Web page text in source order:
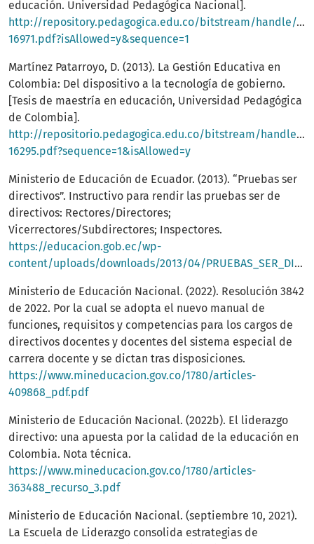
educación. Universidad Pedagógica Nacional].
http://repository.pedagogica.edu.co/bitstream/handle/
16971.pdf?isAllowed=y&sequence=1
Martínez Patarroyo, D. (2013). La Gestión Educativa en
Colombia: Del dispositivo a la tecnología de gobierno.
[Tesis de maestría en educación, Universidad Pedagógica
de Colombia].
http://repositorio.pedagogica.edu.co/bitstream/handle/
16295.pdf?sequence=1&isAllowed=y
Ministerio de Educación de Ecuador. (2013). “Pruebas ser
directivos”. Instructivo para rendir las pruebas ser de
directivos: Rectores/Directores;
Vicerrectores/Subdirectores; Inspectores.
https://educacion.gob.ec/wp-
content/uploads/downloads/2013/04/PRUEBAS_SER_DIRECTIVOS_2013.pdf
Ministerio de Educación Nacional. (2022). Resolución 3842
de 2022. Por la cual se adopta el nuevo manual de
funciones, requisitos y competencias para los cargos de
directivos docentes y docentes del sistema especial de
carrera docente y se dictan tras disposiciones.
https://www.mineducacion.gov.co/1780/articles-
409868_pdf.pdf
Ministerio de Educación Nacional. (2022b). El liderazgo
directivo: una apuesta por la calidad de la educación en
Colombia. Nota técnica.
https://www.mineducacion.gov.co/1780/articles-
363488_recurso_3.pdf
Ministerio de Educación Nacional. (septiembre 10, 2021).
La Escuela de Liderazgo consolida estrategias de